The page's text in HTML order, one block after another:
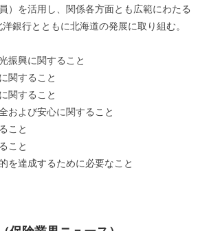
）を活用し、関係各方面とも広範にわたる
銀行とともに北海道の発展に取り組む。
振興に関すること
関すること
関すること
および安心に関すること
こと
こと
を達成するために必要なこと